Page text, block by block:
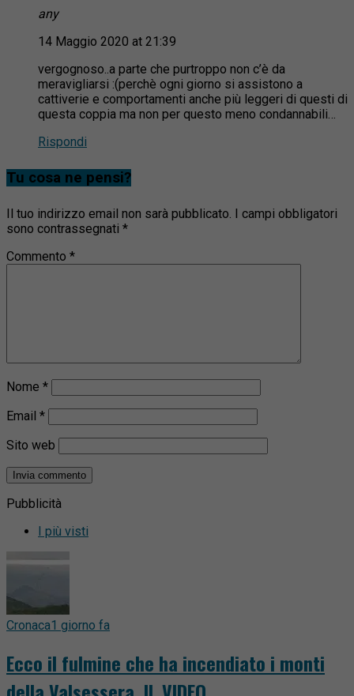
any
14 Maggio 2020 at 21:39
vergognoso..a parte che purtroppo non c’è da
meravigliarsi :(perchè ogni giorno si assistono a
cattiverie e comportamenti anche più leggeri di questi di
questa coppia ma non per questo meno condannabili…
Rispondi
Tu cosa ne pensi?
Il tuo indirizzo email non sarà pubblicato. I campi obbligatori
sono contrassegnati *
Commento *
Nome *
Email *
Sito web
Pubblicità
I più visti
Cronaca1 giorno fa
Ecco il fulmine che ha incendiato i monti